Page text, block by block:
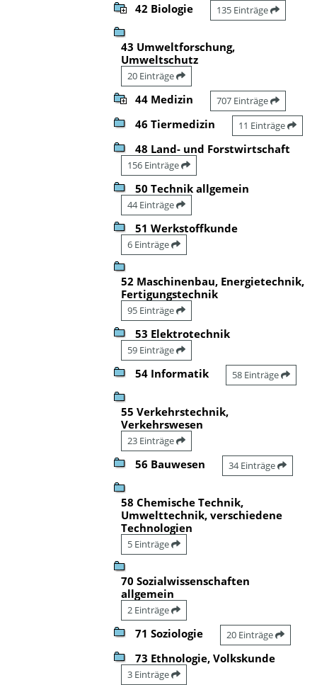
42 Biologie 135 Einträge
43 Umweltforschung,
Umweltschutz
20 Einträge
44 Medizin 707 Einträge
46 Tiermedizin 11 Einträge
48 Land- und Forstwirtschaft
156 Einträge
50 Technik allgemein
44 Einträge
51 Werkstoffkunde
6 Einträge
52 Maschinenbau, Energietechnik,
Fertigungstechnik
95 Einträge
53 Elektrotechnik
59 Einträge
54 Informatik 58 Einträge
55 Verkehrstechnik,
Verkehrswesen
23 Einträge
56 Bauwesen 34 Einträge
58 Chemische Technik,
Umwelttechnik, verschiedene
Technologien
5 Einträge
70 Sozialwissenschaften
allgemein
2 Einträge
71 Soziologie 20 Einträge
73 Ethnologie, Volkskunde
3 Einträge